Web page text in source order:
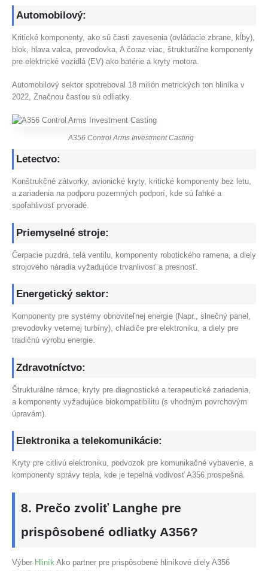
Automobilový:
Kritické komponenty, ako sú časti zavesenia (ovládacie zbrane, kĺby),
blok, hlava valca, prevodovka, A čoraz viac, štrukturálne komponenty
pre elektrické vozidlá (EV) ako batérie a kryty motora.
Automobilový sektor spotreboval 18 milión metrických ton hliníka v
2022, Značnou časťou sú odliatky.
A356 Control Arms Investment Casting
Letectvo:
Konštrukčné zátvorky, avionické kryty, kritické komponenty bez letu,
a zariadenia na podporu pozemných podporí, kde sú ľahké a
spoľahlivosť prvoradé.
Priemyselné stroje:
Čerpacie puzdrá, telá ventilu, komponenty robotického ramena, a diely
strojového náradia vyžadujúce trvanlivosť a presnosť.
Energetický sektor:
Komponenty pre systémy obnoviteľnej energie (Napr., slnečný panel,
prevodovky veternej turbíny), chladiče pre elektroniku, a diely pre
tradičnú výrobu energie.
Zdravotníctvo:
Štrukturálne rámce, kryty pre diagnostické a terapeutické zariadenia,
a komponenty vyžadujúce biokompatibilitu (s vhodným povrchovým
úpravám).
Elektronika a telekomunikácie:
Kryty pre citlivú elektroniku, podvozok pre komunikačné vybavenie, a
komponenty správy tepla, kde je tepelná vodivosť A356 prospešná.
8. Prečo zvoliť Langhe pre
prispôsobené odliatky A356?
Výber Hliník Ako partner pre prispôsobené hliníkové diely A356